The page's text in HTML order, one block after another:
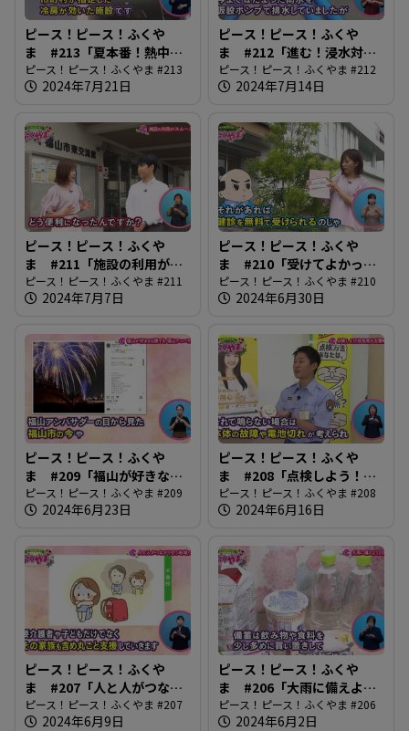
ピース！ピース！ふくや
ま #213「夏本番！熱中症
最前線」
ピース！ピース！ふくやま #213
2024年7月21日
ピース！ピース！ふくや
ま #212「進む！浸水対
策」
ピース！ピース！ふくやま #212
2024年7月14日
ピース！ピース！ふくや
ま #211「施設の利用がス
ムーズに」
ピース！ピース！ふくやま #211
2024年7月7日
ピース！ピース！ふくや
ま #210「受けてよかった
健診」
ピース！ピース！ふくやま #210
2024年6月30日
ピース！ピース！ふくや
ま #209「福山が好きなら
誰でも 福山アンバサダー」
ピース！ピース！ふくやま #209
2024年6月23日
ピース！ピース！ふくや
ま #208「点検しよう！住
宅用火災報知器」
ピース！ピース！ふくやま #208
2024年6月16日
ピース！ピース！ふくや
ま #207「人と人がつなが
り合う地域づくり」
ピース！ピース！ふくやま #207
2024年6月9日
ピース！ピース！ふくや
ま #206「大雨に備えよう
2024」
ピース！ピース！ふくやま #206
2024年6月2日